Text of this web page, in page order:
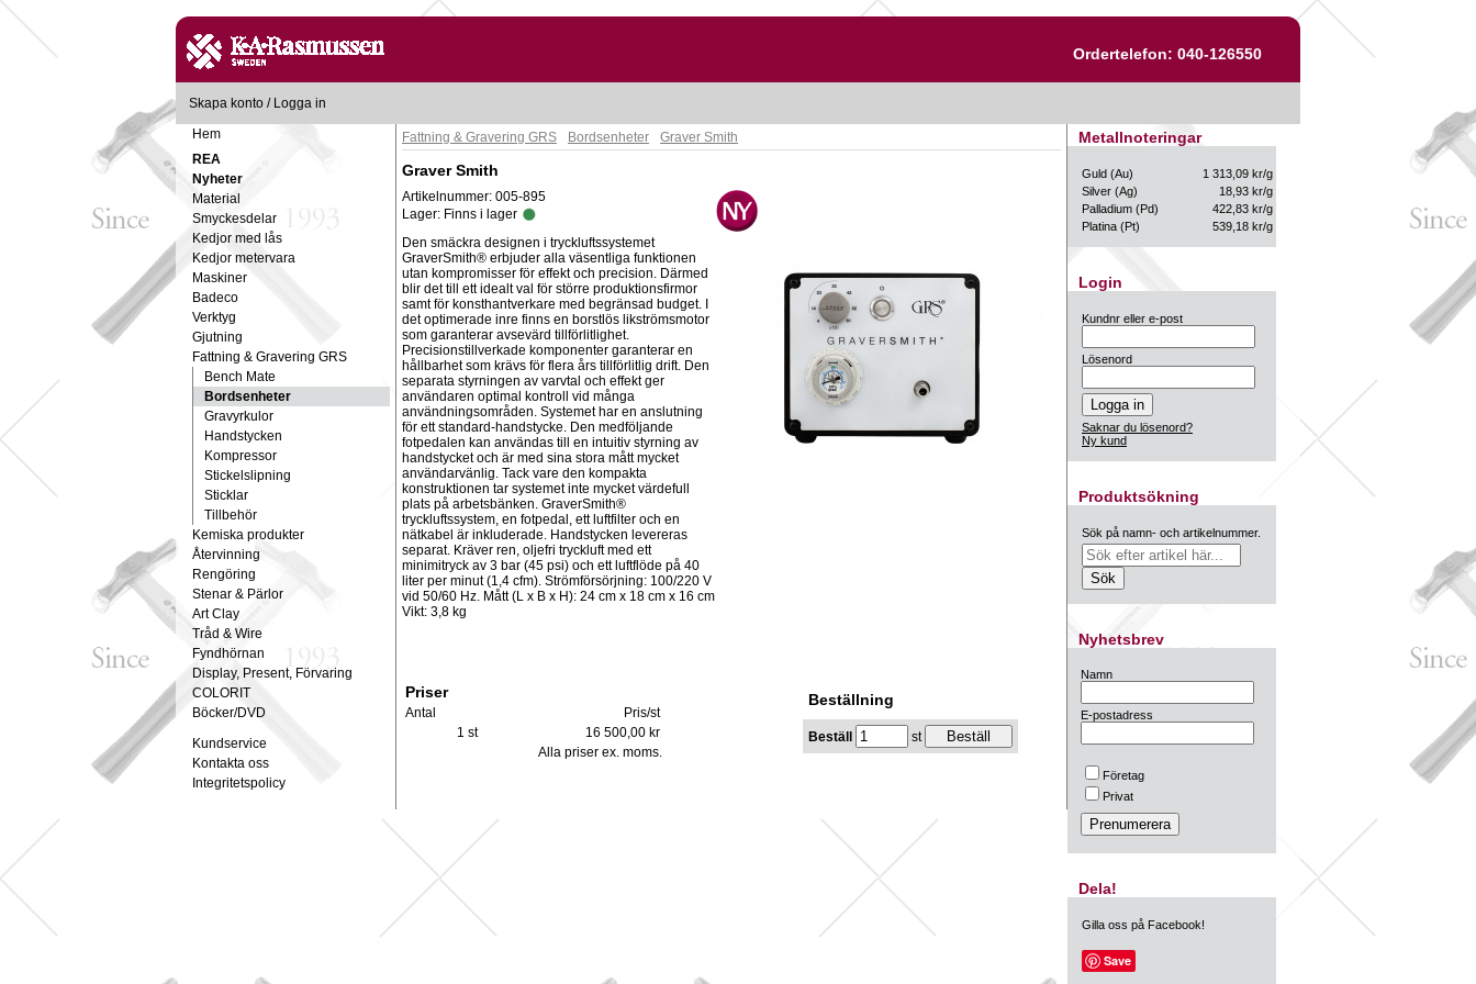
Ordertelefon: 040-126550
Skapa konto / Logga in
Hem
REA
Nyheter
Material
Smyckesdelar
Kedjor med lås
Kedjor metervara
Maskiner
Badeco
Verktyg
Gjutning
Fattning & Gravering GRS
Bench Mate
Bordsenheter
Gravyrkulor
Handstycken
Kompressor
Stickelslipning
Sticklar
Tillbehör
Kemiska produkter
Återvinning
Rengöring
Stenar & Pärlor
Art Clay
Tråd & Wire
Fyndhörnan
Display, Present, Förvaring
COLORIT
Böcker/DVD
Kundservice
Kontakta oss
Integritetspolicy
Fattning & Gravering GRS Bordsenheter Graver Smith
Graver Smith
Artikelnummer: 005-895
Lager: Finns i lager
Den smäckra designen i tryckluftssystemet
GraverSmith® erbjuder alla väsentliga funktionen
utan kompromisser för effekt och precision. Därmed
blir det till ett idealt val för större produktionsfirmor
samt för konsthantverkare med begränsad budget. I
det optimerade inre finns en borstlös likströmsmotor
som garanterar avsevärd tillförlitlighet.
Precisionstillverkade komponenter garanterar en
hållbarhet som krävs för flera års tillförlitlig drift. Den
separata styrningen av varvtal och effekt ger
användaren optimal kontroll vid många
användningsområden. Systemet har en anslutning
för ett standard-handstycke. Den medföljande
fotpedalen kan användas till en intuitiv styrning av
handstycket och är med sina stora mått mycket
användarvänlig. Tack vare den kompakta
konstruktionen tar systemet inte mycket värdefull
plats på arbetsbänken. GraverSmith®
tryckluftssystem, en fotpedal, ett luftfilter och en
nätkabel är inkluderade. Handstycken levereras
separat. Kräver ren, oljefri tryckluft med ett
minimitryck av 3 bar (45 psi) och ett luftflöde på 40
liter per minut (1,4 cfm). Strömförsörjning: 100/220 V
vid 50/60 Hz. Mått (L x B x H): 24 cm x 18 cm x 16 cm
Vikt: 3,8 kg
Priser
Antal
Pris/st
1 st
16 500,00 kr
Alla priser ex. moms.
Beställning
Beställ st
Metallnoteringar
Guld (Au)
1 313,09 kr/g
Silver (Ag)
18,93 kr/g
Palladium (Pd)
422,83 kr/g
Platina (Pt)
539,18 kr/g
Login
Kundnr eller e-post
Lösenord
Saknar du lösenord?
Ny kund
Produktsökning
Sök på namn- och artikelnummer.
Nyhetsbrev
Namn
E-postadress
Företag
Privat
Dela!
Gilla oss på Facebook!
Save